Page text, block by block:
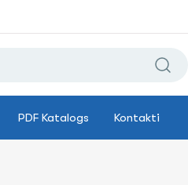
PDF Katalogs Kontakti